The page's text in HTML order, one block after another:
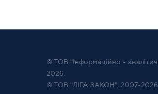
© ТОВ "Інформаційно -
2026.
© ТОВ "ЛІГА ЗАКОН", 2007-